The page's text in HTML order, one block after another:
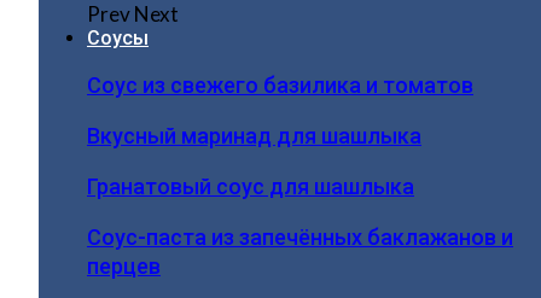
PrevNext
Соусы
Соус из свежего базилика и томатов
Вкусный маринад для шашлыка
Гранатовый соус для шашлыка
Соус-паста из запечённых баклажанов и
перцев